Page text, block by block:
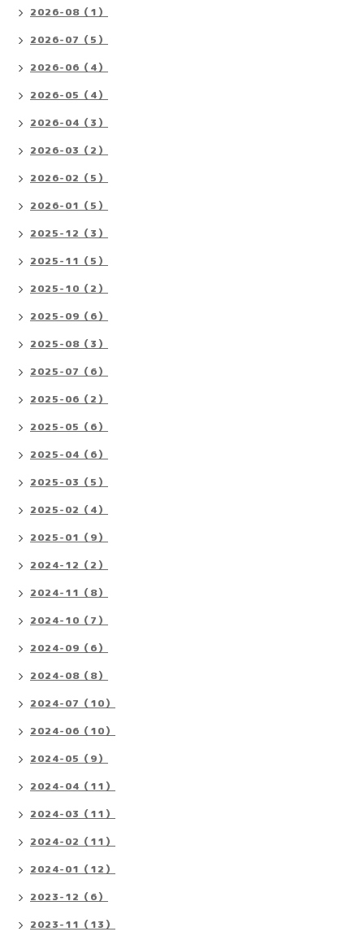
2026-08（1）
2026-07（5）
2026-06（4）
2026-05（4）
2026-04（3）
2026-03（2）
2026-02（5）
2026-01（5）
2025-12（3）
2025-11（5）
2025-10（2）
2025-09（6）
2025-08（3）
2025-07（6）
2025-06（2）
2025-05（6）
2025-04（6）
2025-03（5）
2025-02（4）
2025-01（9）
2024-12（2）
2024-11（8）
2024-10（7）
2024-09（6）
2024-08（8）
2024-07（10）
2024-06（10）
2024-05（9）
2024-04（11）
2024-03（11）
2024-02（11）
2024-01（12）
2023-12（6）
2023-11（13）